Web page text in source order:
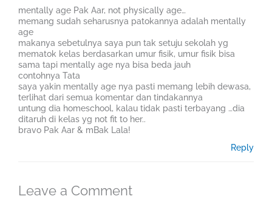
mentally age Pak Aar, not physically age…
memang sudah seharusnya patokannya adalah mentally
age
makanya sebetulnya saya pun tak setuju sekolah yg
mematok kelas berdasarkan umur fisik, umur fisik bisa
sama tapi mentally age nya bisa beda jauh
contohnya Tata
saya yakin mentally age nya pasti memang lebih dewasa,
terlihat dari semua komentar dan tindakannya
untung dia homeschool, kalau tidak pasti terbayang …dia
ditaruh di kelas yg not fit to her..
bravo Pak Aar & mBak Lala!
Reply
Leave a Comment